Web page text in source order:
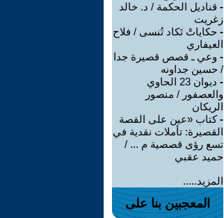
- قناديل الحكمة / د. خالد
زغريت
- حكاياتْ تَكاد تُنسى / فلاح
العيفاري
- وعي ـ قصص قصيرة جدا
/ حسين جداونه
-
ديوان 23 الحاوي
والعصفور / منصور
الريكان
-كتاب «عين على القصة
القصيرة: تأملات نقدية في
تسع رؤى قصصية م ... /
حميد عقبي
المزيد.....
المعجبين بنا على